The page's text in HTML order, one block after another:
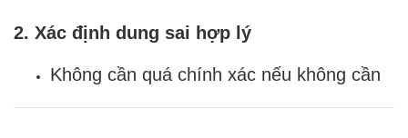
2. Xác định dung sai hợp lý
Không cần quá chính xác nếu không cần